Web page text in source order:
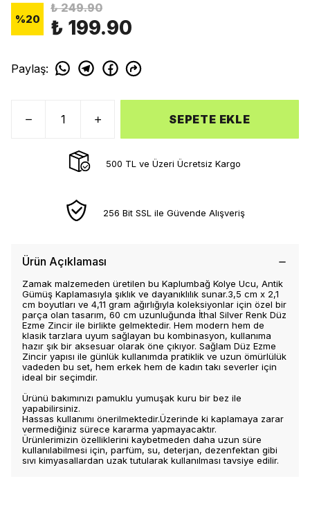
%20
₺ 249.90
₺ 199.90
Paylaş:
SEPETE EKLE
500 TL ve Üzeri Ücretsiz Kargo
256 Bit SSL ile Güvende Alışveriş
Ürün Açıklaması
Zamak malzemeden üretilen bu Kaplumbağ Kolye Ucu, Antik
Gümüş Kaplamasıyla şıklık ve dayanıklılık sunar.3,5 cm x 2,1
cm boyutları ve 4,11 gram ağırlığıyla koleksiyonlar için özel bir
parça olan tasarım, 60 cm uzunluğunda İthal Silver Renk Düz
Ezme Zincir ile birlikte gelmektedir. Hem modern hem de
klasik tarzlara uyum sağlayan bu kombinasyon, kullanıma
hazır şık bir aksesuar olarak öne çıkıyor. Sağlam Düz Ezme
Zincir yapısı ile günlük kullanımda pratiklik ve uzun ömürlülük
vadeden bu set, hem erkek hem de kadın takı severler için
ideal bir seçimdir.
Ürünü bakımınızı pamuklu yumuşak kuru bir bez ile
yapabilirsiniz.
Hassas kullanımı önerilmektedir.Üzerinde ki kaplamaya zarar
vermediğiniz sürece kararma yapmayacaktır.
Ürünlerimizin özelliklerini kaybetmeden daha uzun süre
kullanılabilmesi için, parfüm, su, deterjan, dezenfektan gibi
sıvı kimyasallardan uzak tutularak kullanılması tavsiye edilir.